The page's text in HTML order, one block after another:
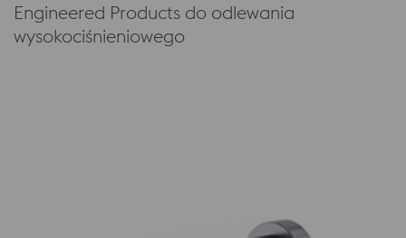
Engineered Products do odlewania
wysokociśnieniowego